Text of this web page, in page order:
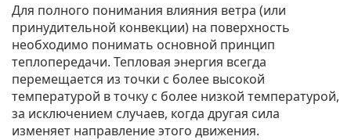
Для полного понимания влияния ветра (или
принудительной конвекции) на поверхность
необходимо понимать основной принцип
теплопередачи. Тепловая энергия всегда
перемещается из точки с более высокой
температурой в точку с более низкой температурой,
за исключением случаев, когда другая сила
изменяет направление этого движения.